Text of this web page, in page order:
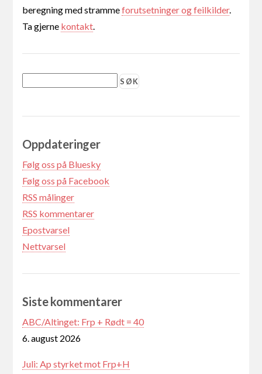
beregning med strammeforutsetninger og feilkilder.
Ta gjerne kontakt.
Oppdateringer
Følg oss på Bluesky
Følg oss på Facebook
RSS målinger
RSS kommentarer
Epostvarsel
Nettvarsel
Siste kommentarer
ABC/Altinget: Frp + Rødt = 40
6. august 2026
Juli: Ap styrket mot Frp+H